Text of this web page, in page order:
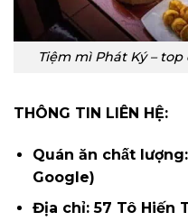
Tiệm mì Phát Ký –
THÔNG TIN LIÊN HỆ:
Quán ăn chất
Google)
Địa chỉ: 57 Tô Hiến